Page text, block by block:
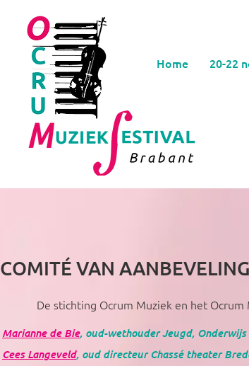
Home 20-22
COMITÉ VAN AANBEVELING
De stichting Ocrum Muziek en het
Marianne de Bie, oud-wethouder Jeugd,
Cees Langeveld, oud directeur Chassé theater